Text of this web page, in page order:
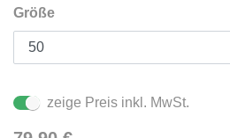
Größe
zeige Preis inkl. MwSt.